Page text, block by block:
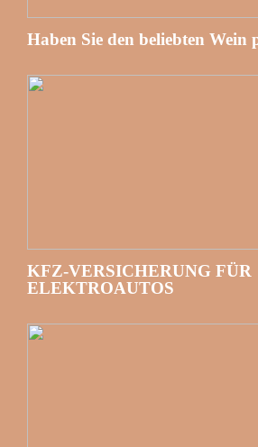
Haben Sie den beliebten Wein
KFZ-VERSICHERUNG FÜR
ELEKTROAUTOS